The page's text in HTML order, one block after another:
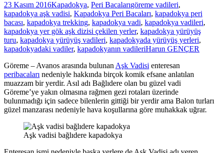
23 Kasım 2016Kapadokya, Peri Bacalarıgöreme vadileri,
kapadokya aşk vadisi, Kapadokya Peri Bacaları, kapadokya peri
bacası, kapadokya trekking, kapadokya vadi, kapadokya vadileri,
kapadokya yer gök aşk dizisi çekilen yerler, kapadokya yürüyüş
turu, kapadokya yürüyüş vadileri, kapadokyada yürüyüş yerleri,
kapadokyadaki vadiler, kapadokyanın vadileriHarun GENÇER
Göreme – Avanos arasında bulunan Aşk Vadisi enteresan
peribacaları nedeniyle hakkında birçok komik efsane anlatılan
muazzam bir yerdir. Asıl adı Bağlıdere olan bu güzel vadi
Göreme’ye yakın olmasına rağmen gezi rotaları üzerinde
bulunmadığı için sadece bilenlerin gittiği bir yerdir ama Balon turları
güzel manzarası nedeniyle hava koşullarına göre muhakkak uğrar.
Aşk vadisi bağlıdere kapadokya